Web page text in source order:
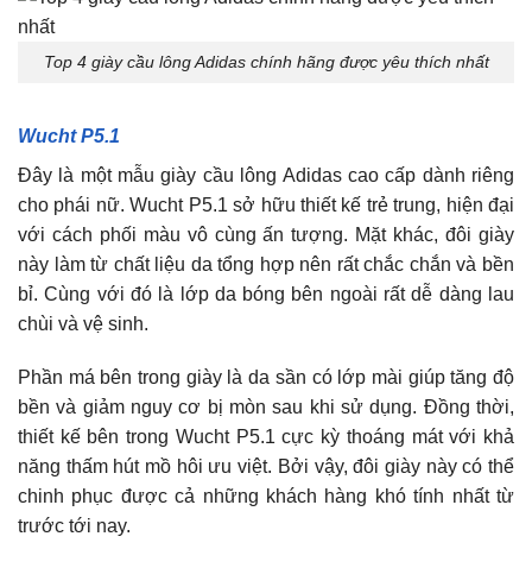
Top 4 giày cầu lông Adidas chính hãng được yêu thích nhất
Wucht P5.1
Đây là một mẫu giày cầu lông Adidas cao cấp dành riêng
cho phái nữ. Wucht P5.1 sở hữu thiết kế trẻ trung, hiện đại
với cách phối màu vô cùng ấn tượng. Mặt khác, đôi giày
này làm từ chất liệu da tổng hợp nên rất chắc chắn và bền
bỉ. Cùng với đó là lớp da bóng bên ngoài rất dễ dàng lau
chùi và vệ sinh.
Phần má bên trong giày là da sần có lớp mài giúp tăng độ
bền và giảm nguy cơ bị mòn sau khi sử dụng. Đồng thời,
thiết kế bên trong Wucht P5.1 cực kỳ thoáng mát với khả
năng thấm hút mồ hôi ưu việt. Bởi vậy, đôi giày này có thể
chinh phục được cả những khách hàng khó tính nhất từ
trước tới nay.